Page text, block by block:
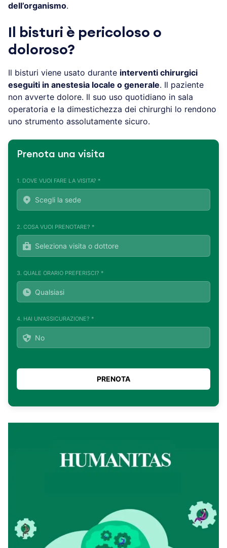
dell’organismo.
Il bisturi è pericoloso o
doloroso?
Il bisturi viene usato durante interventi chirurgici
eseguiti in anestesia locale o generale. Il paziente
non avverte dolore. Il suo uso quotidiano in sala
operatoria e la dimestichezza dei chirurghi lo rendono
uno strumento assolutamente sicuro.
Prenota una visita
1. DOVE VUOI FARE LA VISITA? *
2. COSA VUOI PRENOTARE? *
3. QUALE ORARIO PREFERISCI? *
4. HAI UN'ASSICURAZIONE? *